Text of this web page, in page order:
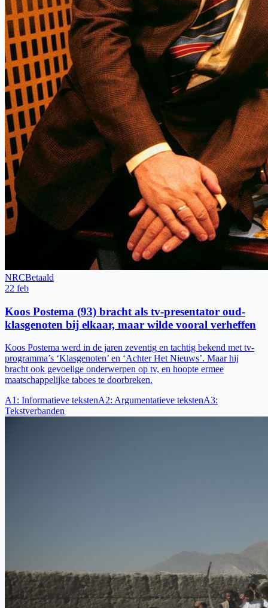
NRCBetaald
22 feb
Koos Postema (93) bracht als tv-presentator oud-
klasgenoten bij elkaar, maar wilde vooral verheffen
Koos Postema werd in de jaren zeventig en tachtig bekend met tv-
programma’s ‘Klasgenoten’ en ‘Achter Het Nieuws’. Maar hij
bracht ook gevoelige onderwerpen op tv, en hoopte ermee
maatschappelijke taboes te doorbreken.
A1 : Informatieve tekstenA2: Argumentatieve tekstenA3:
Tekstverbanden